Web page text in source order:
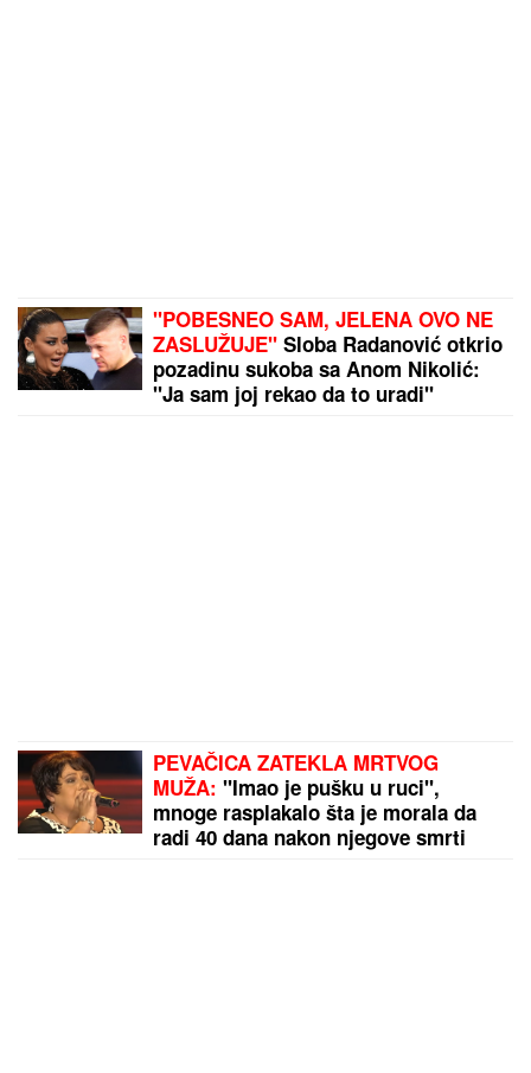
"POBESNEO SAM, JELENA OVO NE
ZASLUŽUJE" Sloba Radanović otkrio
pozadinu sukoba sa Anom Nikolić:
"Ja sam joj rekao da to uradi"
PEVAČICA ZATEKLA MRTVOG
MUŽA: "Imao je pušku u ruci",
mnoge rasplakalo šta je morala da
radi 40 dana nakon njegove smrti